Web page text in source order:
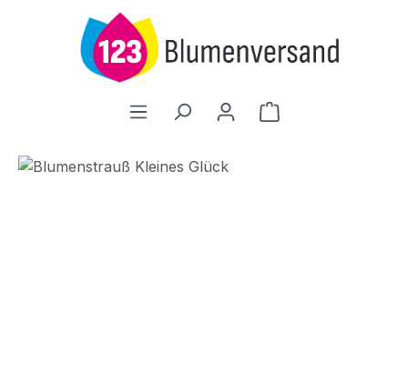
Zum Hauptinhalt springen
Warenkorb
Bildergalerie überspringen